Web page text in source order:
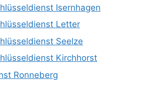
Isernhagen
Letter
Seelze
Kirchhorst
Ronneberg